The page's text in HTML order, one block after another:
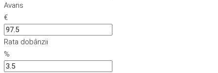
Avans
€
Rata dobânzii
%